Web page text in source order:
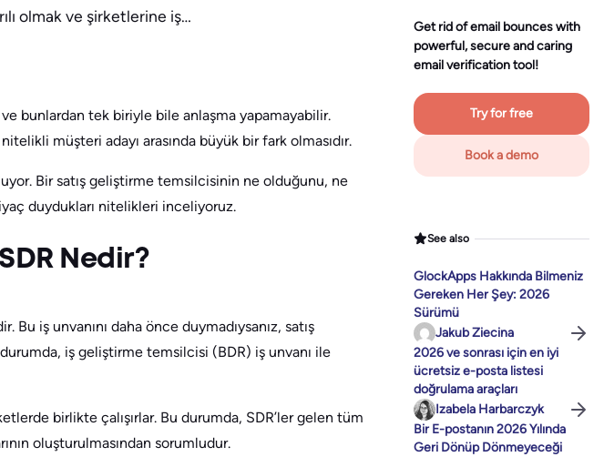
olmak ve şirketlerine iş…
bunlardan tek biriyle bile anlaşma yapamayabilir.
müşteri adayı arasında büyük bir fark olmasıdır.
Bir satış geliştirme temsilcisinin ne olduğunu, ne
duydukları nitelikleri inceliyoruz.
Nedir?
iş unvanını daha önce duymadıysanız, satış
iş geliştirme temsilcisi (BDR) iş unvanı ile
birlikte çalışırlar. Bu durumda, SDR’ler gelen tüm
oluşturulmasından sorumludur.
Get rid of email bounces with
powerful, secure and caring
email verification tool!
Try for free
Book a demo
See also
GlockApps Hakkında Bilmeniz
Gereken Her Şey: 2026
Sürümü
Jakub Ziecina
2026 ve sonrası için en iyi
ücretsiz e-posta listesi
doğrulama araçları
Izabela Harbarczyk
Bir E-postanın 2026 Yılında
Geri Dönüp Dönmeyeceği